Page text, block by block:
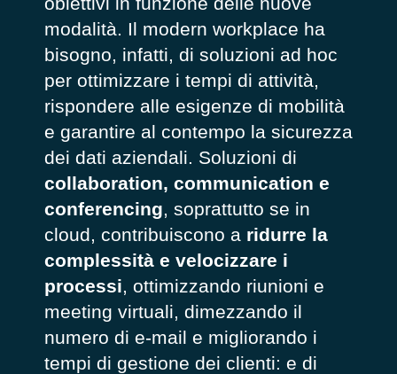
modalità. Il modern workplace ha
bisogno, infatti, di soluzioni ad hoc
per ottimizzare i tempi di attività,
rispondere alle esigenze di mobilità
e garantire al contempo la sicurezza
dei dati aziendali. Soluzioni di
collaboration, communication e
conferencing, soprattutto se in
cloud, contribuiscono a ridurre la
complessità e velocizzare i
processi, ottimizzando riunioni e
meeting virtuali, dimezzando il
numero di e-mail e migliorando i
tempi di gestione dei clienti: e di